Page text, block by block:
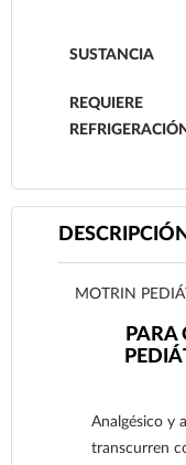
SUSTANCIA
REQUIERE
REFRIGERACIÓN
DESCRIPCIÓN
MOTRIN
PARA
Analgésico y
transcurren